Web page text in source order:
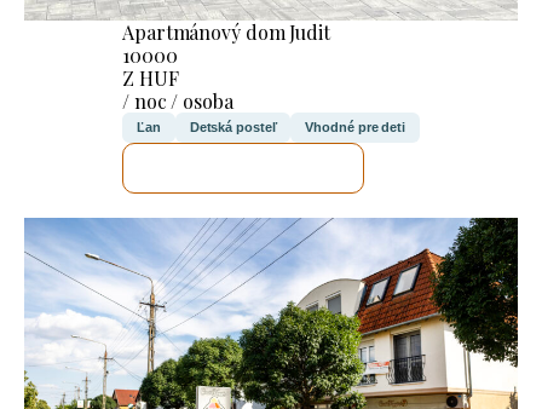
Apartmánový dom Judit
10000
Z HUF
/ noc / osoba
Ľan Detská posteľ Vhodné pre deti